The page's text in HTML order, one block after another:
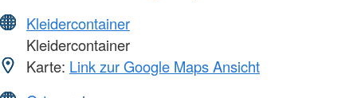
Kleidercontainer
Kleidercontainer
Karte: Link zur Google Maps Ansicht